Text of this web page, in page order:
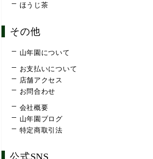
ほうじ茶
その他
山年園について
お支払いについて
店舗アクセス
お問合わせ
会社概要
山年園ブログ
特定商取引法
公式SNS